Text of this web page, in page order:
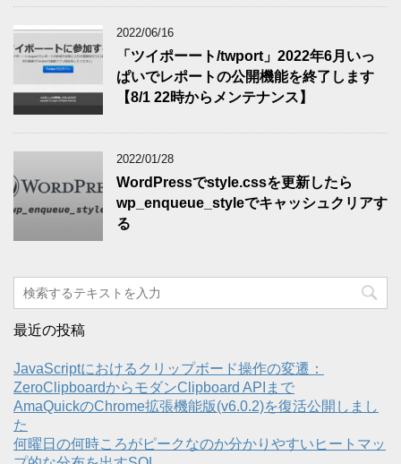
2022/06/16
「ツイポーート/twport」2022年6月いっ
ぱいでレポートの公開機能を終了します
【8/1 22時からメンテナンス】
2022/01/28
WordPressでstyle.cssを更新したら
wp_enqueue_styleでキャッシュクリアす
る
最近の投稿
JavaScriptにおけるクリップボード操作の変遷：
ZeroClipboardからモダンClipboard APIまで
AmaQuickのChrome拡張機能版(v6.0.2)を復活公開しまし
た
何曜日の何時ころがピークなのか分かりやすいヒートマッ